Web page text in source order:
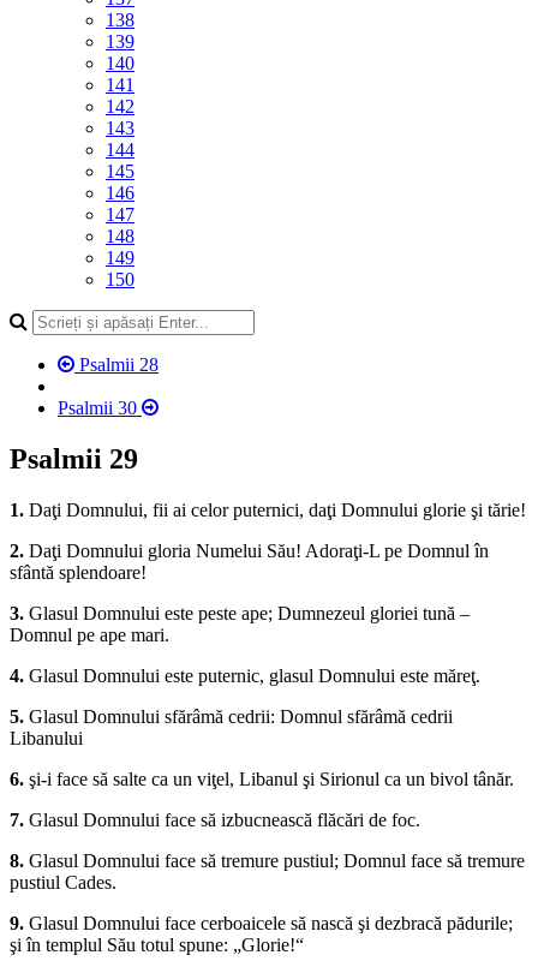
138
139
140
141
142
143
144
145
146
147
148
149
150
Psalmii 28
Psalmii 30
Psalmii 29
1. Daţi Domnului, fii ai celor puternici, daţi Domnului glorie şi tărie!
2. Daţi Domnului gloria Numelui Său! Adoraţi-L pe Domnul în
sfântă splendoare!
3. Glasul Domnului este peste ape; Dumnezeul gloriei tună –
Domnul pe ape mari.
4. Glasul Domnului este puternic, glasul Domnului este măreţ.
5. Glasul Domnului sfărâmă cedrii: Domnul sfărâmă cedrii
Libanului
6. şi-i face să salte ca un viţel, Libanul şi Sirionul ca un bivol tânăr.
7. Glasul Domnului face să izbucnească flăcări de foc.
8. Glasul Domnului face să tremure pustiul; Domnul face să tremure
pustiul Cades.
9. Glasul Domnului face cerboaicele să nască şi dezbracă pădurile;
şi în templul Său totul spune: „Glorie!“